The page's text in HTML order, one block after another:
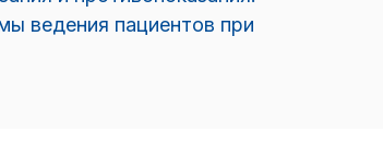
ведения пациентов при